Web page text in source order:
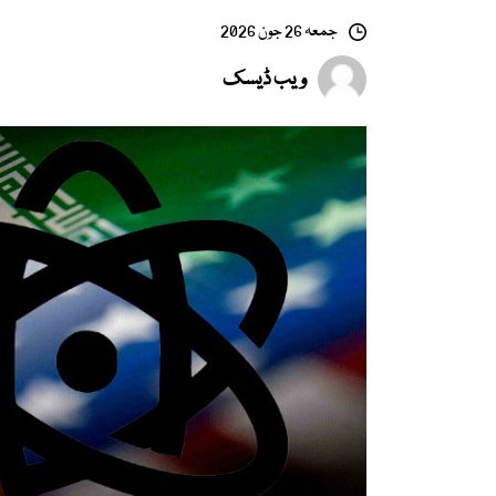
جمعہ 26 جون 2026
ویب ڈیسک